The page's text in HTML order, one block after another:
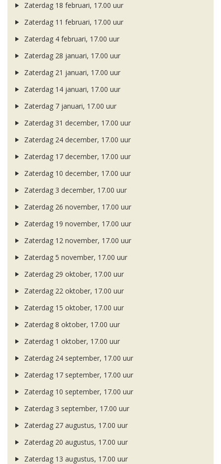
Zaterdag 18 februari, 17.00 uur
Zaterdag 11 februari, 17.00 uur
Zaterdag 4 februari, 17.00 uur
Zaterdag 28 januari, 17.00 uur
Zaterdag 21 januari, 17.00 uur
Zaterdag 14 januari, 17.00 uur
Zaterdag 7 januari, 17.00 uur
Zaterdag 31 december, 17.00 uur
Zaterdag 24 december, 17.00 uur
Zaterdag 17 december, 17.00 uur
Zaterdag 10 december, 17.00 uur
Zaterdag 3 december, 17.00 uur
Zaterdag 26 november, 17.00 uur
Zaterdag 19 november, 17.00 uur
Zaterdag 12 november, 17.00 uur
Zaterdag 5 november, 17.00 uur
Zaterdag 29 oktober, 17.00 uur
Zaterdag 22 oktober, 17.00 uur
Zaterdag 15 oktober, 17.00 uur
Zaterdag 8 oktober, 17.00 uur
Zaterdag 1 oktober, 17.00 uur
Zaterdag 24 september, 17.00 uur
Zaterdag 17 september, 17.00 uur
Zaterdag 10 september, 17.00 uur
Zaterdag 3 september, 17.00 uur
Zaterdag 27 augustus, 17.00 uur
Zaterdag 20 augustus, 17.00 uur
Zaterdag 13 augustus, 17.00 uur